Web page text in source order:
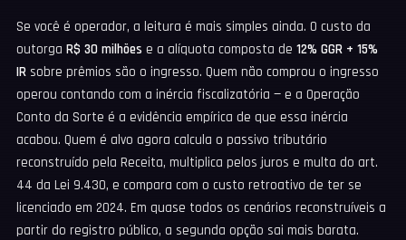
Se você é operador, a leitura é mais simples ainda. O custo da
outorga R$ 30 milhões e a alíquota composta de 12% GGR + 15%
IR sobre prêmios são o ingresso. Quem não comprou o ingresso
operou contando com a inércia fiscalizatória — e a Operação
Conto da Sorte é a evidência empírica de que essa inércia
acabou. Quem é alvo agora calcula o passivo tributário
reconstruído pela Receita, multiplica pelos juros e multa do art.
44 da Lei 9.430, e compara com o custo retroativo de ter se
licenciado em 2024. Em quase todos os cenários reconstruíveis a
partir do registro público, a segunda opção sai mais barata.